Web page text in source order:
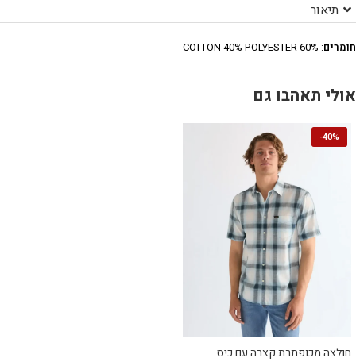
תיאור
חומרים: 60% COTTON 40% POLYESTER
אולי תאהבו גם
40%
-
חולצה מכופתרת קצרה עם כיס